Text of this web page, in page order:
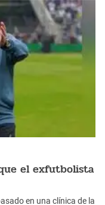
el exfutbolista
en una clínica de la